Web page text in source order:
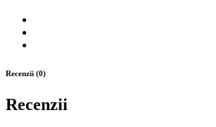
Recenzii (0)
Recenzii